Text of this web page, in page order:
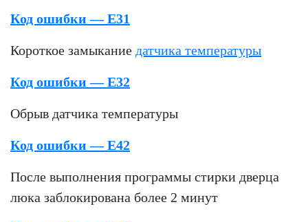
Код ошибки — E31
Короткое замыкание датчика температуры
Код ошибки — E32
Обрыв датчика температуры
Код ошибки — E42
После выполнения программы стирки дверца
люка заблокирована более 2 минут